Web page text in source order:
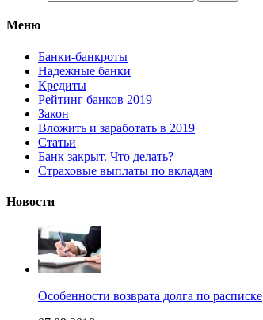
Меню
Банки-банкроты
Надежные банки
Кредиты
Рейтинг банков 2019
Закон
Вложить и заработать в 2019
Статьи
Банк закрыт. Что делать?
Страховые выплаты по вкладам
Новости
Особенности возврата долга по расписке